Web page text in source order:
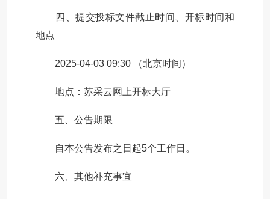
四、提交投标文件截止时间、开标时间和
地点
2025-04-03 09:30 （北京时间）
地点：苏采云网上开标大厅
五、公告期限
自本公告发布之日起5个工作日。
六、其他补充事宜